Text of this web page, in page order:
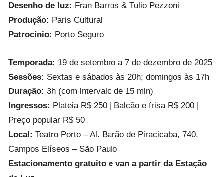
Desenho de luz: Fran Barros & Tulio Pezzoni
Produção: Paris Cultural
Patrocínio: Porto Seguro
Temporada: 19 de setembro a 7 de dezembro de 2025
Sessões: Sextas e sábados às 20h; domingos às 17h
Duração: 3h (com intervalo de 15 min)
Ingressos: Plateia R$ 250 | Balcão e frisa R$ 200 |
Preço popular R$ 50
Local: Teatro Porto – Al. Barão de Piracicaba, 740,
Campos Elíseos – São Paulo
Estacionamento gratuito e van a partir da Estação